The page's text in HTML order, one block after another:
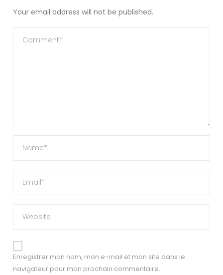
Your email address will not be published.
Enregistrer mon nom, mon e-mail et mon site dans le
navigateur pour mon prochain commentaire.